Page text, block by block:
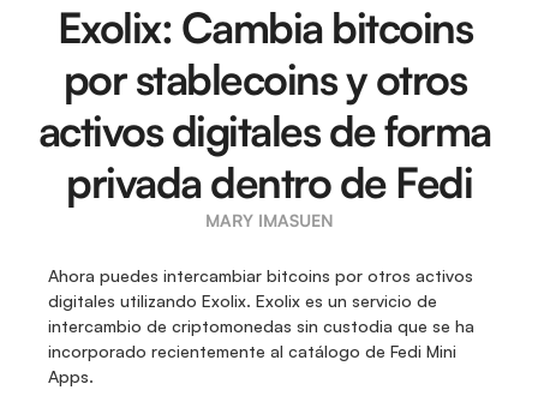
Exolix: Cambia bitcoins
por stablecoins y otros
activos digitales de forma
privada dentro de Fedi
MARY IMASUEN
Ahora puedes intercambiar bitcoins por otros activos
digitales utilizando Exolix. Exolix es un servicio de
intercambio de criptomonedas sin custodia que se ha
incorporado recientemente al catálogo de Fedi Mini
Apps.